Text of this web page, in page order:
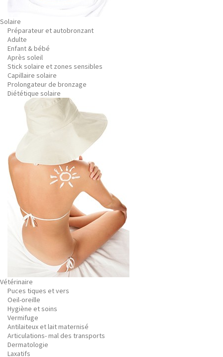
Solaire
Préparateur et autobronzant
Adulte
Enfant & bébé
Après soleil
Stick solaire et zones sensibles
Capillaire solaire
Prolongateur de bronzage
Diététique solaire
Vétérinaire
Puces tiques et vers
Oeil-oreille
Hygiène et soins
Vermifuge
Antilaiteux et lait maternisé
Articulations- mal des transports
Dermatologie
Laxatifs